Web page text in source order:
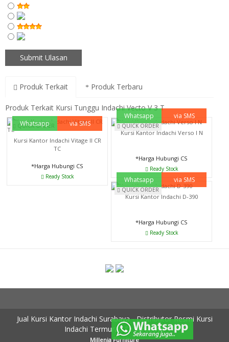
Produk Terkait Produk Terbaru
Produk Terkait Kursi Tunggu Indachi Vecto V 3 T
QUICK ORDER
Whatsapp via SMS
Kursi Kantor Indachi Vitage II CR
TC
*Harga Hubungi CS
Ready Stock
QUICK ORDER
Whatsapp via SMS
Kursi Kantor Indachi Verso I N
*Harga Hubungi CS
Ready Stock
QUICK ORDER
Whatsapp via SMS
Kursi Kantor Indachi D-390
*Harga Hubungi CS
Ready Stock
Jual Kursi Kantor Indachi Surabaya - Distributor Resmi Kursi
Indachi Termurah Di Surabaya
Millenia Furniture